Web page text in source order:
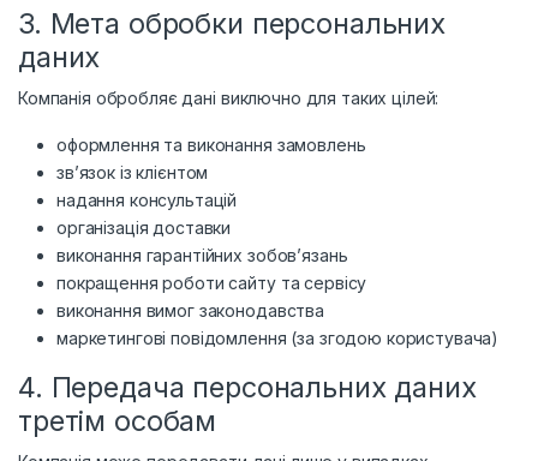
3. Мета обробки персональних
даних
Компанія обробляє дані виключно для таких цілей:
оформлення та виконання замовлень
зв’язок із клієнтом
надання консультацій
організація доставки
виконання гарантійних зобов’язань
покращення роботи сайту та сервісу
виконання вимог законодавства
маркетингові повідомлення (за згодою користувача)
4. Передача персональних даних
третім особам